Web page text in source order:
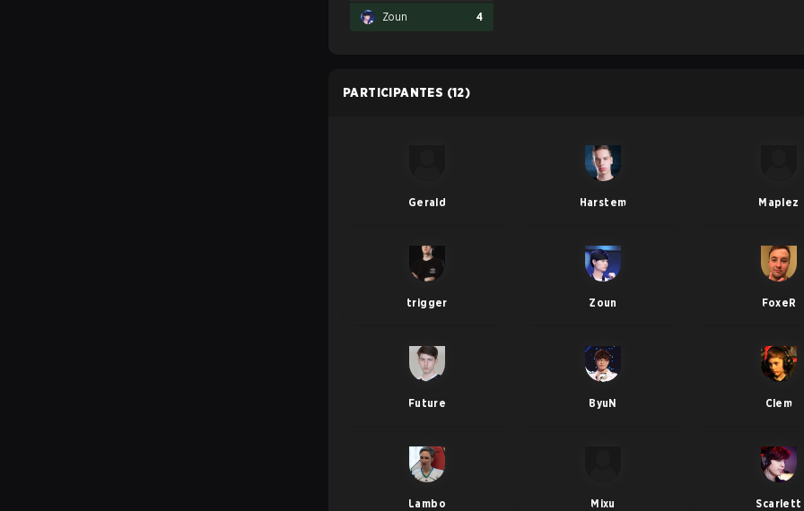
Zoun 4
PARTICIPANTES (12)
Gerald Harstem Maplez
trigger Zoun FoxeR
Future ByuN Clem
Lambo Mixu Scarlett